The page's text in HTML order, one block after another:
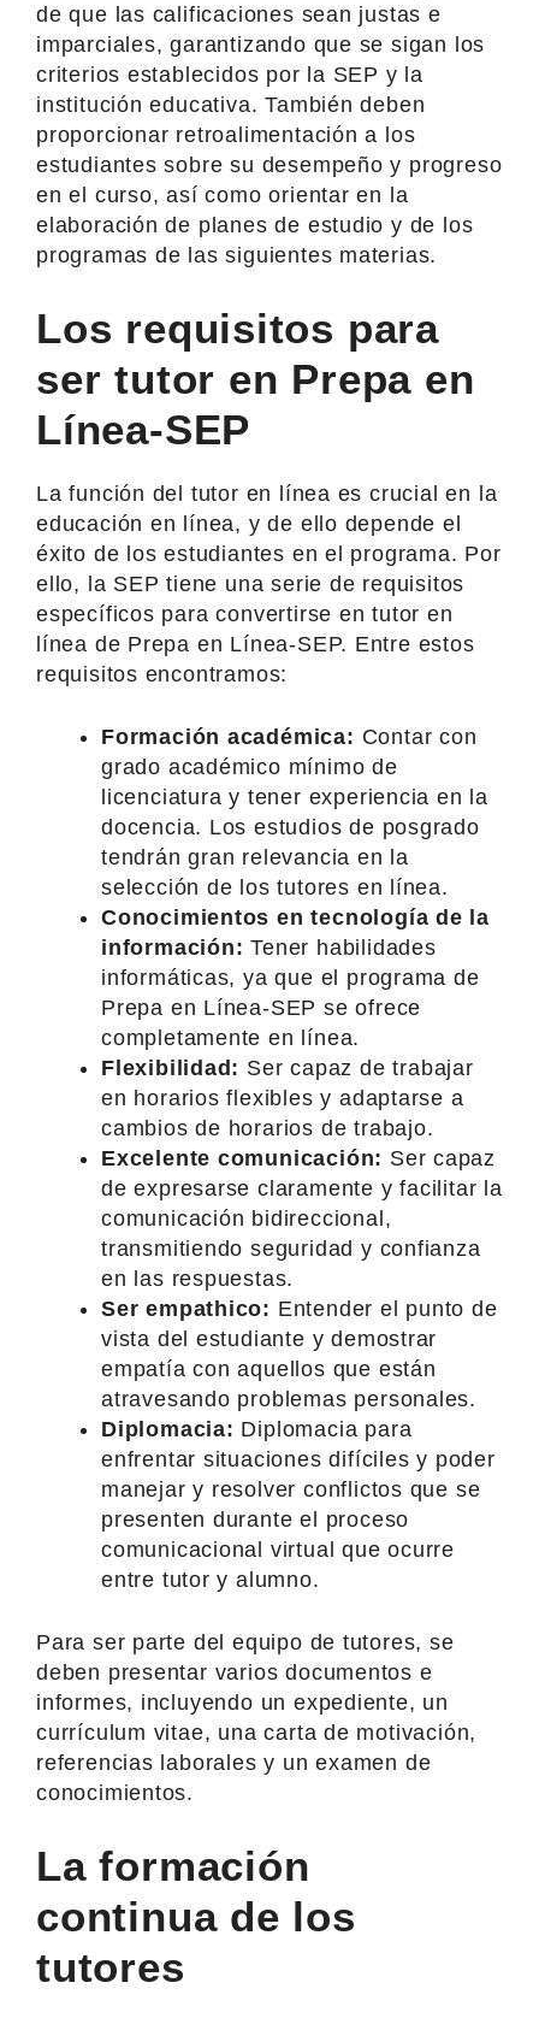
de que las calificaciones sean justas e
imparciales, garantizando que se sigan los
criterios establecidos por la SEP y la
institución educativa. También deben
proporcionar retroalimentación a los
estudiantes sobre su desempeño y progreso
en el curso, así como orientar en la
elaboración de planes de estudio y de los
programas de las siguientes materias.
Los requisitos para
ser tutor en Prepa en
Línea-SEP
La función del tutor en línea es crucial en la
educación en línea, y de ello depende el
éxito de los estudiantes en el programa. Por
ello, la SEP tiene una serie de requisitos
específicos para convertirse en tutor en
línea de Prepa en Línea-SEP. Entre estos
requisitos encontramos:
Formación académica: Contar con
grado académico mínimo de
licenciatura y tener experiencia en la
docencia. Los estudios de posgrado
tendrán gran relevancia en la
selección de los tutores en línea.
Conocimientos en tecnología de la
información: Tener habilidades
informáticas, ya que el programa de
Prepa en Línea-SEP se ofrece
completamente en línea.
Flexibilidad: Ser capaz de trabajar
en horarios flexibles y adaptarse a
cambios de horarios de trabajo.
Excelente comunicación: Ser capaz
de expresarse claramente y facilitar la
comunicación bidireccional,
transmitiendo seguridad y confianza
en las respuestas.
Ser empathico: Entender el punto de
vista del estudiante y demostrar
empatía con aquellos que están
atravesando problemas personales.
Diplomacia: Diplomacia para
enfrentar situaciones difíciles y poder
manejar y resolver conflictos que se
presenten durante el proceso
comunicacional virtual que ocurre
entre tutor y alumno.
Para ser parte del equipo de tutores, se
deben presentar varios documentos e
informes, incluyendo un expediente, un
currículum vitae, una carta de motivación,
referencias laborales y un examen de
conocimientos.
La formación
continua de los
tutores